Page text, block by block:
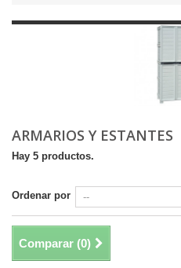
ARMARIOS Y ESTANTES
Hay 5 productos.
Ordenar por
Comparar (0)